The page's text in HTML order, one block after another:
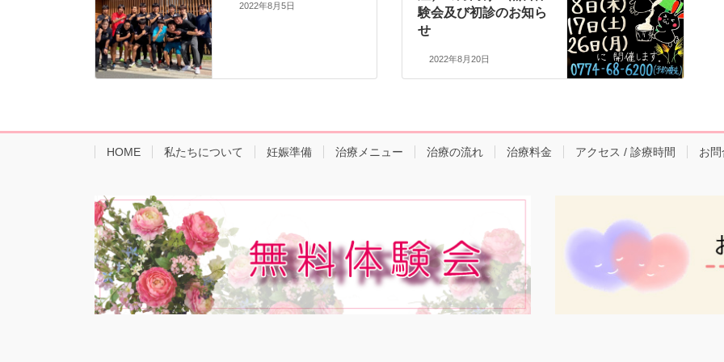
2022年8月5日
験会及び初診のお知ら
せ
2022年8月20日
HOME 私たちについて 妊娠準備 治療メニュー 治療の流れ 治療料金 アクセス / 診療時間 お